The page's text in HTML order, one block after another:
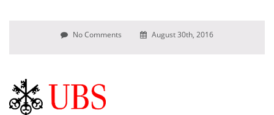
No Comments August 30th, 2016